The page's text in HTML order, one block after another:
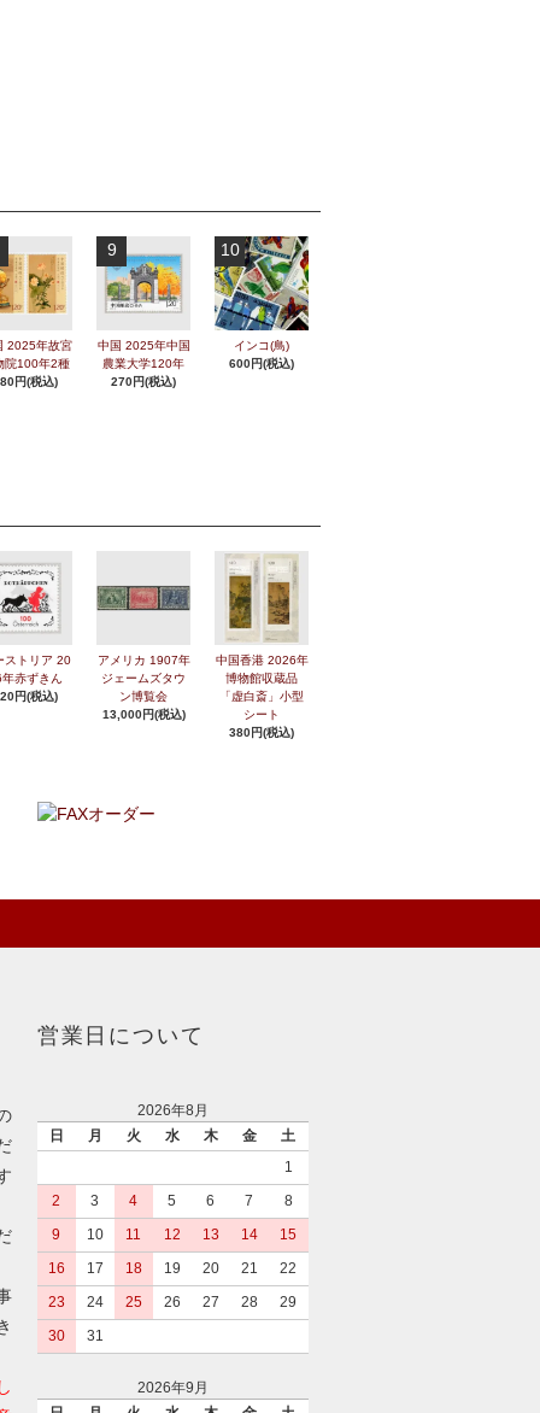
2025年故宮
院100年2種
円(税込)
9
中国 2025年中国
農業大学120年
270円(税込)
10
インコ(鳥)
600円(税込)
ストリア 20
赤ずきん
円(税込)
アメリカ 1907年
ジェームズタウ
ン博覧会
13,000円(税込)
中国香港 2026年
博物館収蔵品
「虚白斎」小型
シート
380円(税込)
営業日について
2026年8月
日
月 火 水 木 金
土
1
2
3 4 5 6 7
8
9
10 11 12 13 14
15
16
17 18 19 20 21
22
23
24 25 26 27 28
29
30
31
2026年9月